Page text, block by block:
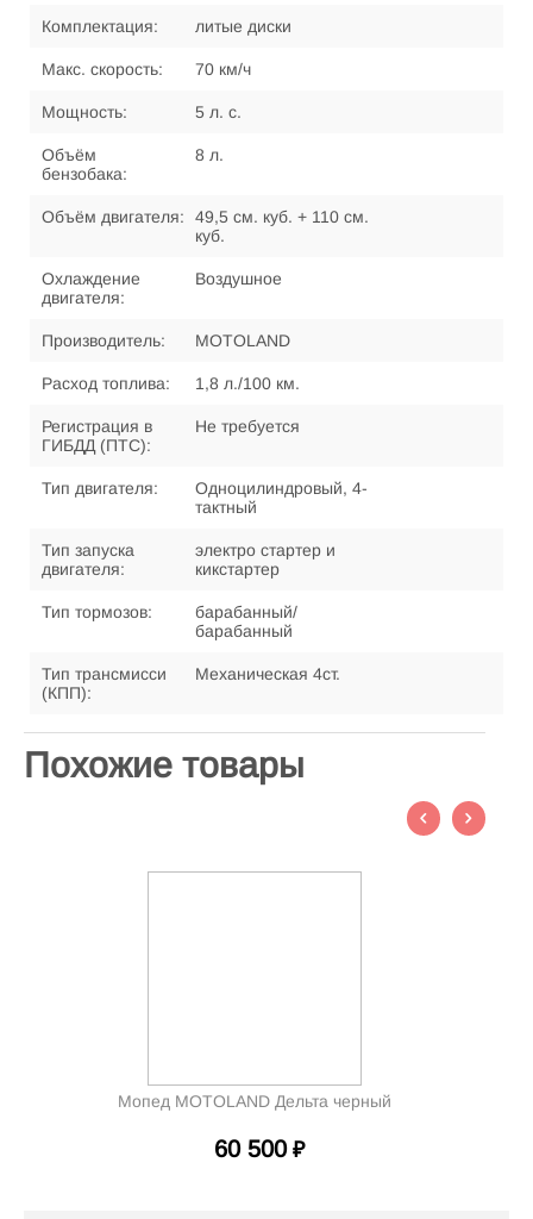
Комплектация: литые диски
Макс. скорость: 70 км/ч
Мощность: 5 л. с.
Объём
бензобака:
8 л.
Объём двигателя:
49,5 см. куб. + 110 см.
куб.
Охлаждение
двигателя:
Воздушное
Производитель: MOTOLAND
Расход топлива: 1,8 л./100 км.
Регистрация в
ГИБДД (ПТС):
Не требуется
Тип двигателя:
Одноцилиндровый, 4-
тактный
Тип запуска
двигателя:
электро стартер и
кикстартер
Тип тормозов:
барабанный/
барабанный
Тип трансмисси
(КПП):
Механическая 4ст.
Похожие товары
Мопед MOTOLAND Дельта черный
60 500 ₽